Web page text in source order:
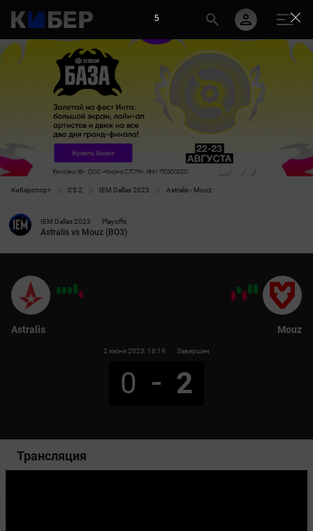
Киберспорт CS 2 IEM Dallas 2023 Astralis - Mouz
IEM Dallas 2023 Playoffs
Astralis vs Mouz (BO3)
Astralis
2 июня 2023 , 18:19 Завершен
0 2
Mouz
Трансляция
5